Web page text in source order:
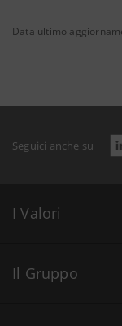
Data ultimo
Seguici anche su
I Valori
Il Gruppo